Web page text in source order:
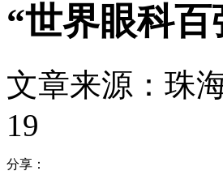
“世界眼科
文章来源：珠
19
分享：